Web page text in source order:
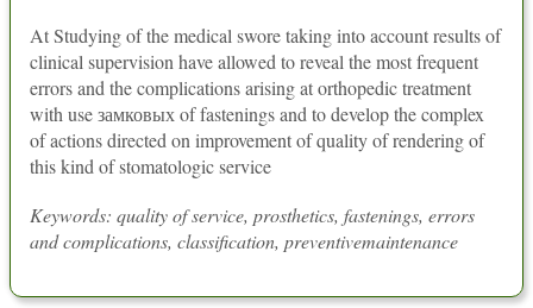
At Studying of the medical swore taking into account results of
clinical supervision have allowed to reveal the most frequent
errors and the complications arising at orthopedic treatment
with use замковых of fastenings and to develop the complex
of actions directed on improvement of quality of rendering of
this kind of stomatologic service
Keywords: quality of service, prosthetics, fastenings, errors
and complications, classification, preventivemaintenance